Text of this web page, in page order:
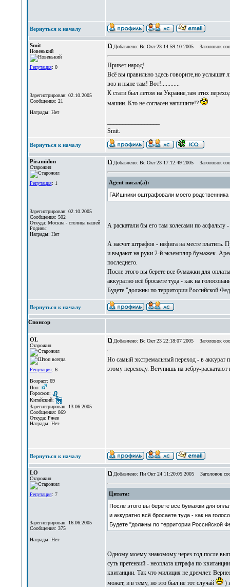
Вернуться к началу
Smit
Новенький
Репутация: 0
Зарегистрирован: 02.10.2005
Сообщения: 21
Награды: Нет
Добавлено: Вс Окт 23 14:59:10 2005 Заголовок
Привет народ!
Всё вы правильно здесь говорите,но услышат
воз и ныне там! Вот!............
К стати был летом на Украине,там этих
машин. Кто не согласен напишите!?
Smit.
Вернуться к началу
Piramidon
Старожил
Репутация: 1
Зарегистрирован: 02.10.2005
Сообщения: 502
Откуда: Москва - столица нашей
Родины
Награды: Нет
Добавлено: Вс Окт 23 17:12:49 2005 Заголовок
Agent писал(а):
ГАИшники оштрафовали моего родственника
А раскатали бы его там колесами по асфальту
А насчет штрафов - нефига на месте
и выдают на руки 2-й экземпляр бумажек.
последнего.
После этого вы берете все бумажки для
аккуратно всё бросаете туда - как на
Будете "должны по территории Российской
Вернуться к началу
Спонсор
OL
Старожил
Репутация: 6
Возраст: 69
Пол:
Гороскоп:
Китайский:
Зарегистрирован: 13.06.2005
Сообщения: 869
Откуда: Ржев
Награды: Нет
Добавлено: Вс Окт 23 22:18:07 2005 Заголовок
Но самый экстремальный переход - в аккурат
этому переходу. Вступишь на зебру-
Вернуться к началу
LO
Старожил
Репутация: 7
Зарегистрирован: 16.06.2005
Сообщения: 375
Награды: Нет
Добавлено: Пн Окт 24 11:20:05 2005 Заголовок
Цитата:
После этого вы берете все бумажки для
и аккуратно всё бросаете туда - как на
Будете "должны по территории Российской
Одному моему знакомому через год после
суть претензий - неоплата штрафа по
квитанции. Так что милиция не дремлет.
может, и в тему, но это был не тот случай
)